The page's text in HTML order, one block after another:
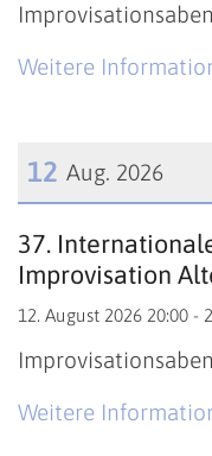
Weitere
12 Aug. 2026
Datum: 12. August
37.
Improvisation
12. August 2026 20:00 -
Weitere